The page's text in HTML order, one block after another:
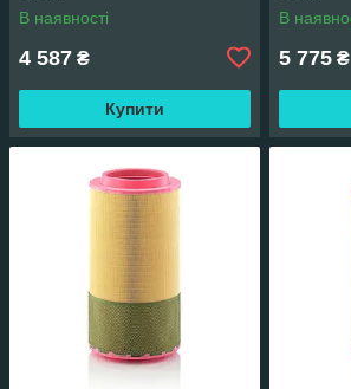
В наявності
4 587 ₴
Купити
В
5 775 ₴